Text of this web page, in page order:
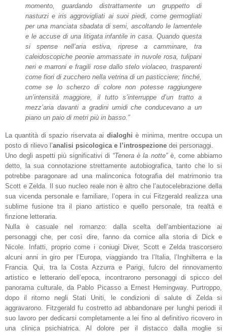
momento, guardando distrattamente un gruppetto di
nasturzi e iris aggrovigliati ai suoi piedi, come germogliati
per una manciata sbadata di semi, ascoltando le lamentele
e le accuse di una litigata infantile in casa. Quando questa
si spense nell’aria estiva, riprese a camminare, tra
caleidoscopiche peonie ammassate in nuvole rosa, tulipani
neri e marroni e fragili rose dallo stelo violaceo, trasparenti
come fiori di zucchero nella vetrina di un pasticciere; finché,
come se lo scherzo di colore non potesse raggiungere
un’intensità maggiore, il tutto s’interruppe d’un tratto a
mezz’aria davanti a gradini umidi che conducevano a un
piano un paio di metri più in basso.”
La quantità di spazio riservata ai dialoghi è minima, mentre occupa un
posto di rilievo l’analisi psicologica e l’introspezione dei personaggi.
Uno degli aspetti più significativi di “Tenera è la notte”è, come abbiamo
detto, la sua connotazione strettamente autobiografica, tanto che lo si
potrebbe paragonare ad una malinconica fotografia del matrimonio tra
Scott e Zelda. Il suo nucleo reale non è altro che l’autocelebrazione della
sua vicenda personale e familiare, l’opera in cui Fitzgerald realizza una
sublime fusione tra il piano artistico e quello personale, tra realtà e
finzione letteraria.
Nulla è casuale nel romanzo: dalla scelta dell’ambientazione ai
personaggi che, per così dire, fanno da cornice alla storia di Dick e
Nicole. Infatti, proprio come i coniugi Diver, Scott e Zelda trascorsero
alcuni anni in giro per l’Europa, viaggiando tra l’Italia, l’Inghilterra e la
Francia. Qui, tra la Costa Azzurra e Parigi, fulcro del rinnovamento
artistico e letterario dell’epoca, incontrarono personaggi di spicco del
panorama culturale, da Pablo Picasso a Ernest Hemingway. Purtroppo,
dopo il ritorno negli Stati Uniti, le condizioni di salute di Zelda si
aggravarono. Fitzgerald fu costretto ad abbandonare per lunghi periodi il
suo lavoro per dedicarsi completamente a lei fino al definitivo ricovero in
una clinica psichiatrica. Al dolore per il distacco dalla moglie si